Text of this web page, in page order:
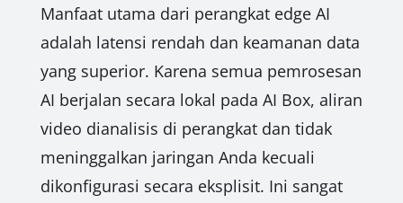
Manfaat utama dari perangkat edge AI
adalah latensi rendah dan keamanan data
yang superior. Karena semua pemrosesan
AI berjalan secara lokal pada AI Box, aliran
video dianalisis di perangkat dan tidak
meninggalkan jaringan Anda kecuali
dikonfigurasi secara eksplisit. Ini sangat